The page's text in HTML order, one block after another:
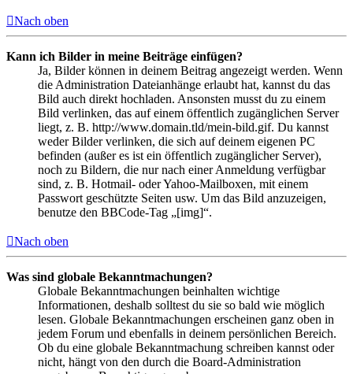
Nach oben
Kann ich Bilder in meine Beiträge einfügen?
Ja, Bilder können in deinem Beitrag angezeigt werden. Wenn
die Administration Dateianhänge erlaubt hat, kannst du das
Bild auch direkt hochladen. Ansonsten musst du zu einem
Bild verlinken, das auf einem öffentlich zugänglichen Server
liegt, z. B. http://www.domain.tld/mein-bild.gif. Du kannst
weder Bilder verlinken, die sich auf deinem eigenen PC
befinden (außer es ist ein öffentlich zugänglicher Server),
noch zu Bildern, die nur nach einer Anmeldung verfügbar
sind, z. B. Hotmail- oder Yahoo-Mailboxen, mit einem
Passwort geschützte Seiten usw. Um das Bild anzuzeigen,
benutze den BBCode-Tag „[img]“.
Nach oben
Was sind globale Bekanntmachungen?
Globale Bekanntmachungen beinhalten wichtige
Informationen, deshalb solltest du sie so bald wie möglich
lesen. Globale Bekanntmachungen erscheinen ganz oben in
jedem Forum und ebenfalls in deinem persönlichen Bereich.
Ob du eine globale Bekanntmachung schreiben kannst oder
nicht, hängt von den durch die Board-Administration